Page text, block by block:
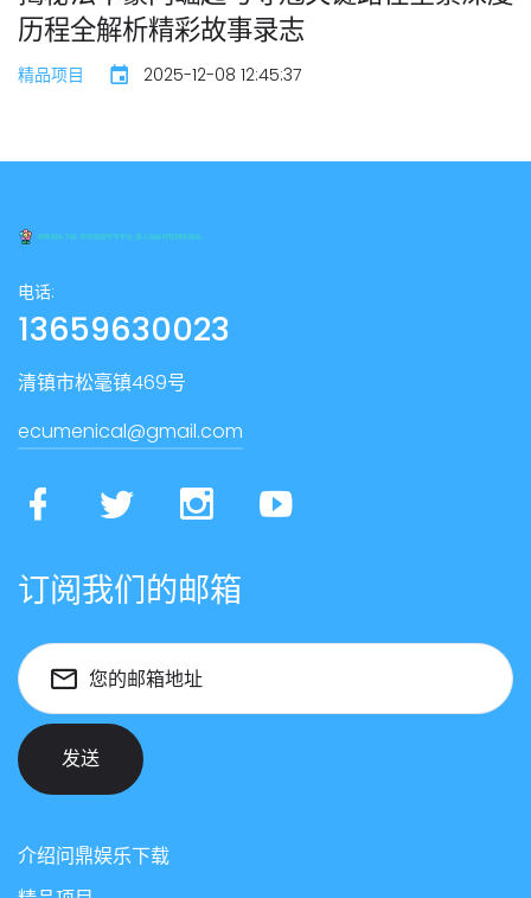
历程全解析精彩故事录志
精品项目 2025-12-08 12:45:37
电话:
13659630023
清镇市松毫镇469号
ecumenical@gmail.com
订阅我们的邮箱
您的邮箱地址
发送
介绍问鼎娱乐下载